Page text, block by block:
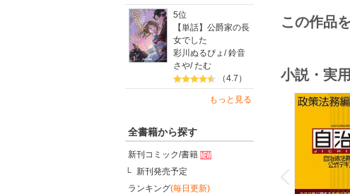
5位
【単話】公爵家の長
女でした
彩川ぬるぴょ /鈴音
さや/たむ
（4.7）
もっと見る
全書籍から探す
新刊コミック/書籍
新刊発売予定
ランキング(毎日更新)
この作品
小説・実
P
r
e
i
o
u
s